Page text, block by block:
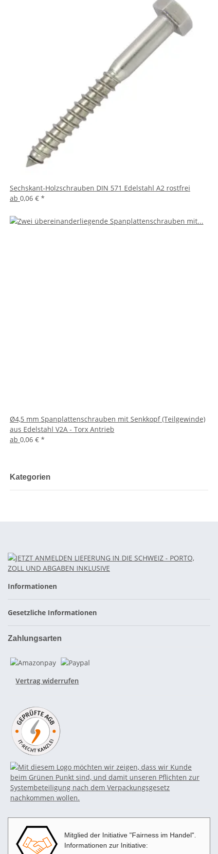
Sechskant-Holzschrauben DIN 571 Edelstahl A2 rostfrei
ab 0,06 € *
Ø4,5 mm Spanplattenschrauben mit Senkkopf (Teilgewinde)
aus Edelstahl V2A - Torx Antrieb
ab 0,06 € *
Kategorien
Informationen
Gesetzliche Informationen
Zahlungsarten
Vertrag widerrufen
Mitglied der Initiative "Fairness im Handel".
Informationen zur Initiative: